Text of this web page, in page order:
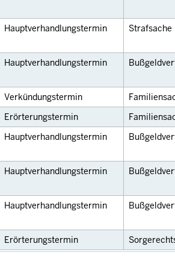
Hauptverhandlungstermin Strafsache
Hauptverhandlungstermin
Verkündungstermin
Erörterungstermin
Hauptverhandlungstermin
Hauptverhandlungstermin
Hauptverhandlungstermin
Erörterungstermin